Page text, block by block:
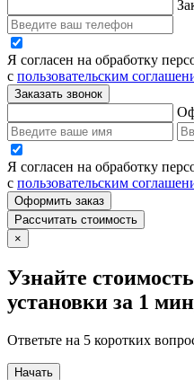
Я согласен на обработку
с пользовательским
Заказать звонок
Я согласен на обработку
с пользовательским
Оформить заказ
Рассчитать стоимость
×
Узнайте
установки за 1
Ответьте на 5 коротких
Начать